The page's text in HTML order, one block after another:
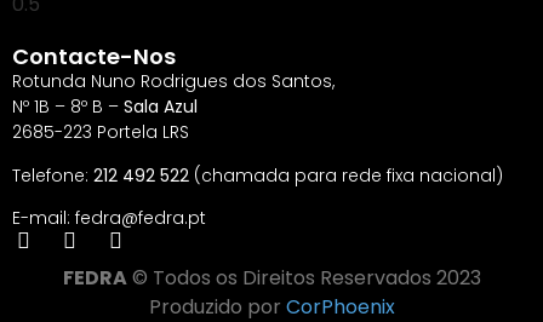
Contacte-Nos
Rotunda Nuno Rodrigues dos Santos,
Nº 1B – 8º B – Sala Azul
2685-223 Portela LRS
Telefone: 212 492 522 (chamada para rede fixa nacional)
E-mail: fedra@fedra.pt
FEDRA© Todos os Direitos Reservados 2023
Produzido por CorPhoenix